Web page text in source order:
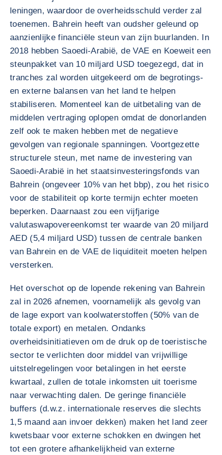
leningen, waardoor de overheidsschuld verder zal
toenemen. Bahrein heeft van oudsher geleund op
aanzienlijke financiële steun van zijn buurlanden. In
2018 hebben Saoedi-Arabië, de VAE en Koeweit een
steunpakket van 10 miljard USD toegezegd, dat in
tranches zal worden uitgekeerd om de begrotings-
en externe balansen van het land te helpen
stabiliseren. Momenteel kan de uitbetaling van de
middelen vertraging oplopen omdat de donorlanden
zelf ook te maken hebben met de negatieve
gevolgen van regionale spanningen. Voortgezette
structurele steun, met name de investering van
Saoedi-Arabië in het staatsinvesteringsfonds van
Bahrein (ongeveer 10% van het bbp), zou het risico
voor de stabiliteit op korte termijn echter moeten
beperken. Daarnaast zou een vijfjarige
valutaswapovereenkomst ter waarde van 20 miljard
AED (5,4 miljard USD) tussen de centrale banken
van Bahrein en de VAE de liquiditeit moeten helpen
versterken.
Het overschot op de lopende rekening van Bahrein
zal in 2026 afnemen, voornamelijk als gevolg van
de lage export van koolwaterstoffen (50% van de
totale export) en metalen. Ondanks
overheidsinitiatieven om de druk op de toeristische
sector te verlichten door middel van vrijwillige
uitstelregelingen voor betalingen in het eerste
kwartaal, zullen de totale inkomsten uit toerisme
naar verwachting dalen. De geringe financiële
buffers (d.w.z. internationale reserves die slechts
1,5 maand aan invoer dekken) maken het land zeer
kwetsbaar voor externe schokken en dwingen het
tot een grotere afhankelijkheid van externe